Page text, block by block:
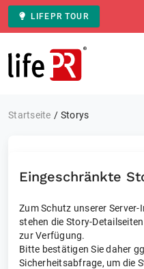
LIFEPR TOUR
Zur Startseite
Startseite Storys
Eingeschränkte
Zum Schutz unserer
stehen die Story-
zur Verfügung.
Bitte bestätigen Sie daher
Sicherheitsabfrage, um die